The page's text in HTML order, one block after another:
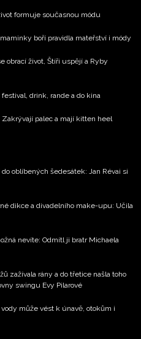
Pokud souhlasíte se
účelu podleZásad ochrany
formuje současnou módu
boří pravidla mateřství i módy
obrací život, Štíři uspějí a Ryby
drink, rande a do kina
Zakrývají palec a mají kitten heel
oblíbených šedesátek: Jan Révai si
dikce a divadelního make-upu: Učila
nevíte: Odmítl ji bratr Michaela
zažívala rány a do třetice našla toho
swingu Evy Pilarové
může vést k únavě, otokům i